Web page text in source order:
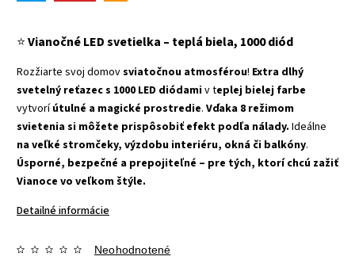
⭐Vianočné LED svetielka – teplá biela, 1000 diód
Rozžiarte svoj domovsviatočnou atmosférou! Extra dlhý
svetelný reťazec s 1000 LED diódamiv teplej bielej farbe
vytvoríútulné a magické prostredie. Vďaka 8 režimom
svietenia si môžete prispôsobiť efekt podľa nálady. Ideálne
na veľké stromčeky, výzdobu interiéru, okná či balkóny.
Úsporné, bezpečné a prepojiteľné – pre tých, ktorí chcú zažiť
Vianoce vo veľkom štýle.
Detailné informácie
Neohodnotené